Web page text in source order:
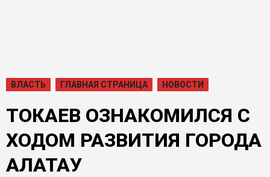
ВЛАСТЬ ГЛАВНАЯ СТРАНИЦА НОВОСТИ
ТОКАЕВ ОЗНАКОМИЛСЯ С
ХОДОМ РАЗВИТИЯ ГОРОДА
АЛАТАУ